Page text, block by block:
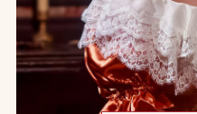
ЖЕНИТЬБА
Николай Гоголь
комедия